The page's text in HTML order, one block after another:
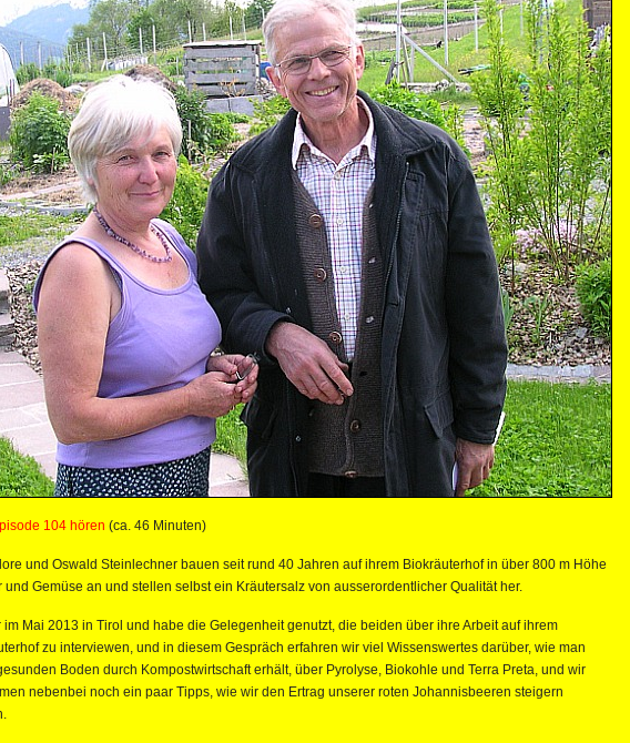
104 hören (ca. 46 Minuten)
und Oswald Steinlechner bauen seit rund 40 Jahren auf ihrem Biokräuterhof in über 800 m Höhe
und Gemüse an und stellen selbst ein Kräutersalz von ausserordentlicher Qualität her.
im Mai 2013 in Tirol und habe die Gelegenheit genutzt, die beiden über ihre Arbeit auf ihrem
zu interviewen, und in diesem Gespräch erfahren wir viel Wissenswertes darüber, wie man
Boden durch Kompostwirtschaft erhält, über Pyrolyse, Biokohle und Terra Preta, und wir
nebenbei noch ein paar Tipps, wie wir den Ertrag unserer roten Johannisbeeren steigern